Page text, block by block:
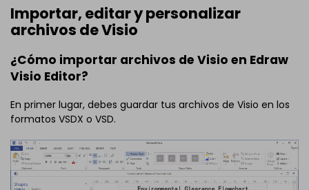
Importar, editar y personalizar
archivos de Visio
¿Cómo importar archivos de Visio en Edraw
Visio Editor?
En primer lugar, debes guardar tus archivos de Visio en los
formatos VSDX o VSD.